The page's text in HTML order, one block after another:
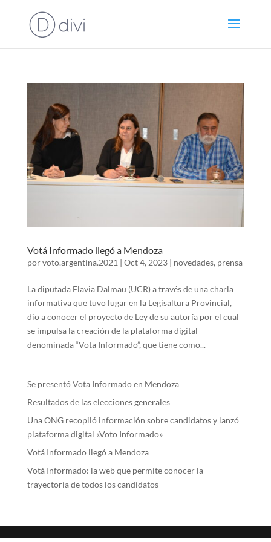
Votá Informado llegó a Mendoza
porvoto.argentina.2021 | Oct 4, 2023| novedades, prensa
La diputada Flavia Dalmau (UCR) a través de una charla
informativa que tuvo lugar en la Legisaltura Provincial,
dio a conocer el proyecto de Ley de su autoría por el cual
se impulsa la creación de la plataforma digital
denominada “Vota Informado”, que tiene como...
Se presentó Vota Informado en Mendoza
Resultados de las elecciones generales
Una ONG recopiló información sobre candidatos y lanzó
plataforma digital «Voto Informado»
Votá Informado llegó a Mendoza
Votá Informado: la web que permite conocer la
trayectoria de todos los candidatos